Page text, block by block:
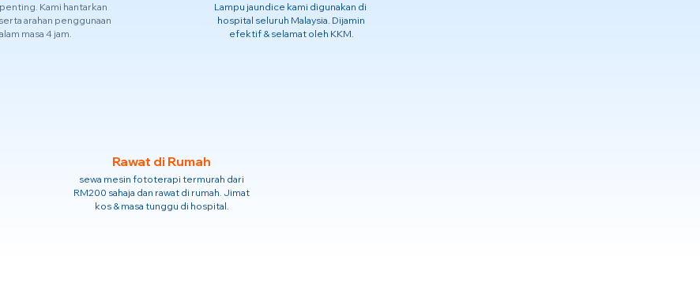
Kami hantarkan
arahan penggunaan
masa 4 jam.
Lampu jaundice kami digunakan di
hospital seluruh Malaysia. Dijamin
efektif & selamat oleh KKM.
Rawat di Rumah
sewa mesin fototerapi termurah dari
RM200 sahaja dan rawat di rumah. Jimat
kos & masa tunggu di hospital.